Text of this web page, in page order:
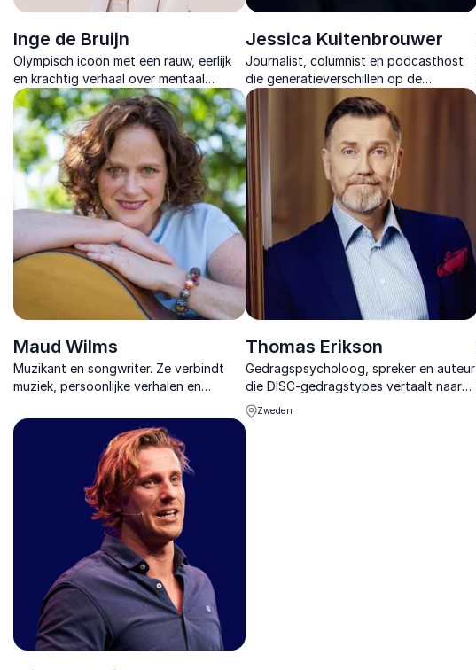
Inge de Bruijn
Olympisch icoon met een rauw, eerlijk
en krachtig verhaal over mentaal
presteren.
Jessica Kuitenbrouwer
Journalist, columnist en podcasthost
die generatieverschillen op de
werkvloer ontrafelt en vertaalt naar
praktische inzichten.
Maud Wilms
Muzikant en songwriter. Ze verbindt
muziek, persoonlijke verhalen en
raken en aanzetten tot actie.
Thomas Erikson
Gedragspsycholoog, spreker en auteur
die DISC-gedragstypes vertaalt naar
betere communicatie, samenwerking en
leiderschap.
Zweden